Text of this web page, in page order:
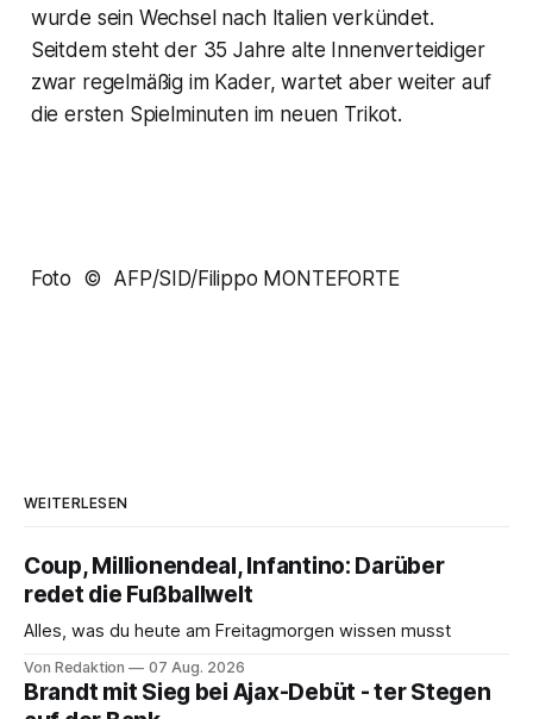
wurde sein Wechsel nach Italien verkündet.
Seitdem steht der 35 Jahre alte Innenverteidiger
zwar regelmäßig im Kader, wartet aber weiter auf
die ersten Spielminuten im neuen Trikot.
Foto © AFP/SID/Filippo MONTEFORTE
WEITERLESEN
Coup, Millionendeal, Infantino: Darüber
redet die Fußballwelt
Alles, was du heute am Freitagmorgen wissen musst
Von Redaktion 07 Aug. 2026
Brandt mit Sieg bei Ajax-Debüt - ter Stegen